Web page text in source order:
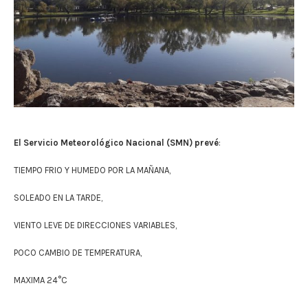
El Servicio Meteorológico Nacional (SMN) prevé:
TIEMPO FRIO Y HUMEDO POR LA MAÑANA,
SOLEADO EN LA TARDE,
VIENTO LEVE DE DIRECCIONES VARIABLES,
POCO CAMBIO DE TEMPERATURA,
MAXIMA 24°C